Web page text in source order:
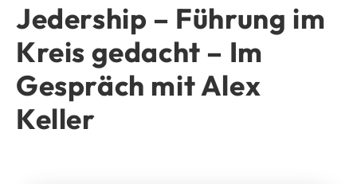
Jedership – Führung im
Kreis gedacht – Im
Gespräch mit Alex
Keller